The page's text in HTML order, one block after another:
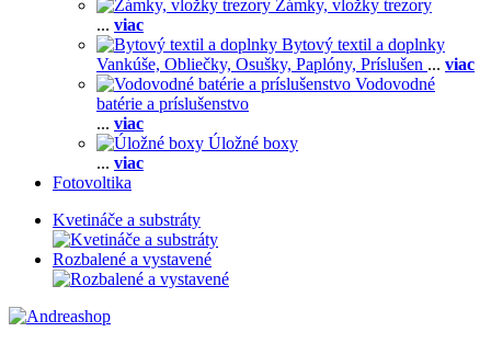
Zámky, vložky trezory
... viac
Bytový textil a doplnky
Vankúše, Obliečky, Osušky, Paplóny, Príslušen ... viac
Vodovodné
batérie a príslušenstvo
... viac
Úložné boxy
... viac
Fotovoltika
Kvetináče a substráty
Rozbalené a vystavené